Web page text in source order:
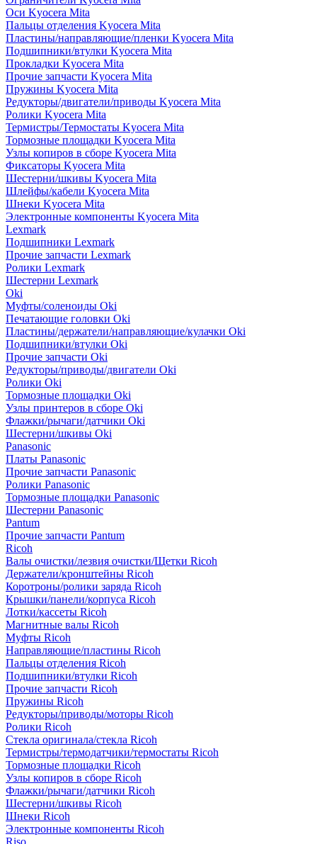
Оси Kyocera Mita
Пальцы отделения Kyocera Mita
Пластины/направляющие/пленки Kyocera Mita
Подшипники/втулки Kyocera Mita
Прокладки Kyocera Mita
Прочие запчасти Kyocera Mita
Пружины Kyocera Mita
Редукторы/двигатели/приводы Kyocera Mita
Ролики Kyocera Mita
Термистры/Термостаты Kyocera Mita
Тормозные площадки Kyocera Mita
Узлы копиров в сборе Kyocera Mita
Фиксаторы Kyocera Mita
Шестерни/шкивы Kyocera Mita
Шлейфы/кабели Kyocera Mita
Шнеки Kyocera Mita
Электронные компоненты Kyocera Mita
Lexmark
Подшипники Lexmark
Прочие запчасти Lexmark
Ролики Lexmark
Шестерни Lexmark
Oki
Муфты/соленоиды Oki
Печатающие головки Oki
Пластины/держатели/направляющие/кулачки Oki
Подшипники/втулки Oki
Прочие запчасти Oki
Редукторы/приводы/двигатели Oki
Ролики Oki
Тормозные площадки Oki
Узлы принтеров в сборе Oki
Флажки/рычаги/датчики Oki
Шестерни/шкивы Oki
Panasonic
Платы Panasonic
Прочие запчасти Panasonic
Ролики Panasonic
Тормозные площадки Panasonic
Шестерни Panasonic
Pantum
Прочие запчасти Pantum
Ricoh
Валы очистки/лезвия очистки/Щетки Ricoh
Держатели/кронштейны Ricoh
Коротроны/ролики заряда Ricoh
Крышки/панели/корпуса Ricoh
Лотки/кассеты Ricoh
Магнитные валы Ricoh
Муфты Ricoh
Направляющие/пластины Ricoh
Пальцы отделения Ricoh
Подшипники/втулки Ricoh
Прочие запчасти Ricoh
Пружины Ricoh
Редукторы/приводы/моторы Ricoh
Ролики Ricoh
Стекла оригинала/стекла Ricoh
Термистры/термодатчики/термостаты Ricoh
Тормозные площадки Ricoh
Узлы копиров в сборе Ricoh
Флажки/рычаги/датчики Ricoh
Шестерни/шкивы Ricoh
Шнеки Ricoh
Электронные компоненты Ricoh
Riso